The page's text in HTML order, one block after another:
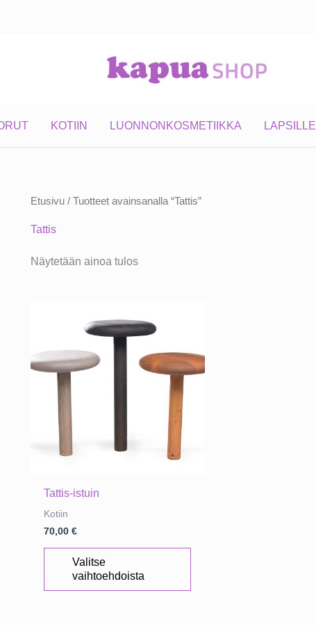
KOTIIN LUONNONKOSMETIIKKA LAPSILLE
Etusivu / Tuotteet avainsanalla “Tattis”
Tattis
Näytetään ainoa tulos
Tattis-istuin
Kotiin
70,00€
Valitse
vaihtoehdoista
Tällä